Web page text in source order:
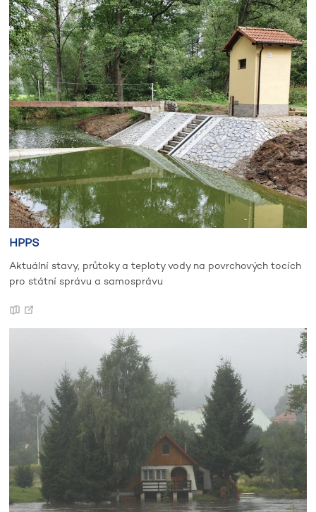
HPPS
Aktuální stavy, průtoky a teploty vody na povrchových tocích
pro státní správu a samosprávu